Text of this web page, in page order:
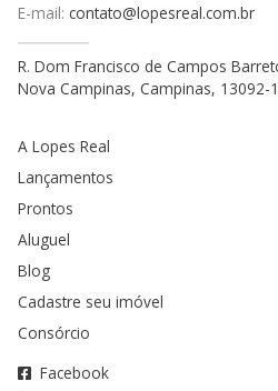
E-mail: contato@lopesreal.com.br
R. Dom Francisco de Campos
Nova Campinas, Campinas, 13092-
A Lopes Real
Lançamentos
Prontos
Aluguel
Blog
Cadastre seu imóvel
Consórcio
Facebook